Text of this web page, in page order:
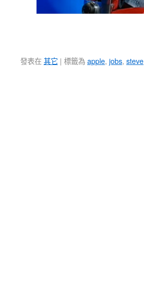
發表在其它 | 標籤為apple, jobs, steve